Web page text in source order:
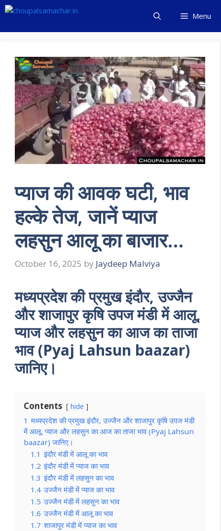
Skip
content
Menu
प्याज की आवक घटी, भाव
हल्के तेज, जानें प्याज
लहसुन आलू का बाजार…
October 16, 2025 by Jaydeep Malviya
मध्यप्रदेश की प्रमुख इंदौर, उज्जैन
और शाजापुर कृषि उपज मंडी में आलू,
प्याज और लहसुन का आज का ताजा
भाव (Pyaj Lahsun baazar)
जानिए।
Contents hide
1 मध्यप्रदेश की प्रमुख इंदौर, उज्जैन और शाजापुर कृषि उपज मंडी
में आलू, प्याज और लहसुन का आज का ताजा भाव (Pyaj Lahsun
baazar) जानिए।
1.1 इंदौर मंडी में आलू का भाव
1.2 इंदौर मंडी में प्याज का भाव
1.3 इंदौर मंडी में लहसुन का भाव
1.4 उज्जैन मंडी में प्याज का भाव
1.5 उज्जैन मंडी में लहसुन का भाव
1.6 उज्जैन मंडी में आलू का भाव
1.7 शाजापुर मंडी में प्याज का भाव